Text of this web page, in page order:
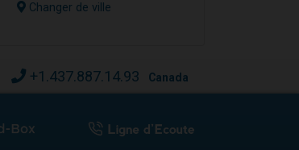
Changer de ville
+1.437.887.14.93 Canada